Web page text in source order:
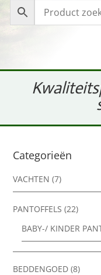
Categorieën
VACHTEN (7)
PANTOFFELS (22)
BABY-/ KINDER
BEDDENGOED (8)